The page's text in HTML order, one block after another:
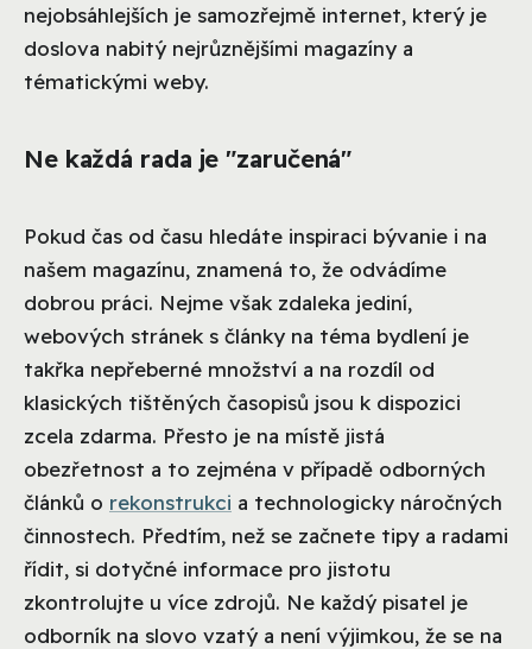
nejobsáhlejších je samozřejmě internet, který je
doslova nabitý nejrůznějšími magazíny a
tématickými weby.
Ne každá rada je "zaručená"
Pokud čas od času hledáte inspiraci bývanie i na
našem magazínu, znamená to, že odvádíme
dobrou práci. Nejme však zdaleka jediní,
webových stránek s články na téma bydlení je
takřka nepřeberné množství a na rozdíl od
klasických tištěných časopisů jsou k dispozici
zcela zdarma. Přesto je na místě jistá
obezřetnost a to zejména v případě odborných
článků o rekonstrukci a technologicky náročných
činnostech. Předtím, než se začnete tipy a radami
řídit, si dotyčné informace pro jistotu
zkontrolujte u více zdrojů. Ne každý pisatel je
odborník na slovo vzatý a není výjimkou, že se na